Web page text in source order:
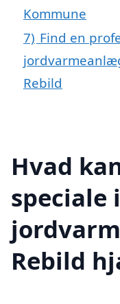
Kommune
7) Find en
Rebild
Hvad
speciale i
Rebild